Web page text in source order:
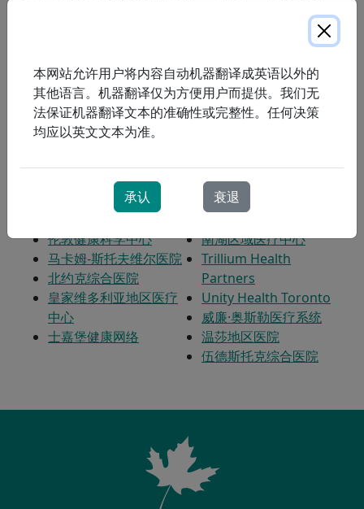
自 1990 年以来，我们与安大略省的多家医院建立了独
特的合资伙伴关系，以满足我们医疗保健系统不断变化
的需求。在医院医疗团队和社区医疗服务提供者的支持
下，这些合资企业为安大略省各地的人们提供呼吸系统
护理服务。我们的团队协作模式确保了患者从医院到家
资伙伴包括：
伦敦健康科学中心
马卡姆-斯托夫维尔医院
北约克综合医院
皇家维多利亚地区医疗
中心
士嘉堡健康网络
圣约瑟夫医疗中心（汉
南湖区域医疗中心
Trillium Health
Partners
Unity Health Toronto
威廉·奥斯勒医疗系统
温莎地区医院
伍德斯托克综合医院
本网站允许用户将内容自动机器翻译成英语以外的
其他语言。机器翻译仅为方便用户而提供。我们无
法保证机器翻译文本的准确性或完整性。任何决策
均应以英文文本为准。
承认 衰退